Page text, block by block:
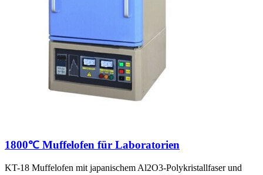
1800℃ Muffelofen für Laboratorien
KT-18 Muffelofen mit japanischem Al2O3-Polykristallfaser und